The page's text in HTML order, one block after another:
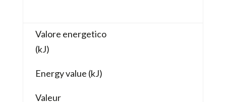
Valore energetico
(kJ)
Energy value (kJ)
Valeur